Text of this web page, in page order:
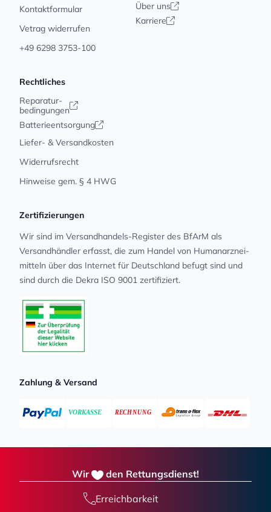
Kontaktformular
Vetrag widerrufen
+49 6298 3753-100
Über uns
Karriere
Rechtliches
Reparatur-
bedingungen
Batterieentsorgung
Liefer- & Versandkosten
Widerrufsrecht
Hinweise gem. § 4 HWG
Zertifizierungen
Wir sind im Versandhandels-Register des BfArM als
Versandhändler erfasst, die zum Handel von Human­arz­nei­
mit­teln über das Internet für Deutschland befugt sind und
sind durch die Dekra ISO 9001 zertifiziert.
Zahlung & Versand
Wir den Rettungsdienst!
Erreichbarkeit